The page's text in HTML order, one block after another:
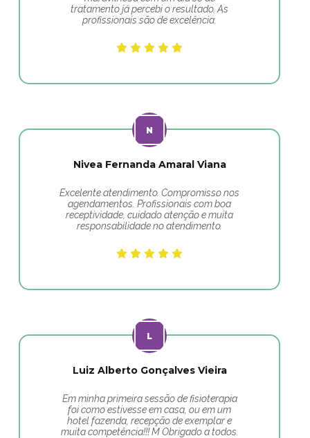
tratamento já percebi o resultado. As
profissionais são de excelência.
Nivea Fernanda Amaral Viana
Excelente atendimento. Compromisso nos
agendamentos. Profissionais com boa
receptividade, cuidado atenção e muita
responsabilidade no atendimento.
Luiz Alberto Gonçalves Vieira
Em minha primeira sessão de fisioterapia
foi como estivesse em casa, ou em um
hotel fazenda, recepção de exemplar e
muita competência!!! M Obrigado a todos.